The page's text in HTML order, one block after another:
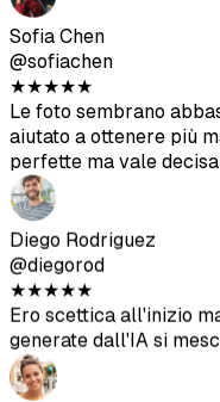
Ava Thompson
@avathompson
★★★★ ★
Finalmente mi sono
Sto ricevendo molta più
aggiornato il mio profilo
Arjun Kumar
@arjunkumar
★★ ★★★
I risultati sono buoni,
ma aiutano a variare il
qualità-prezzo.